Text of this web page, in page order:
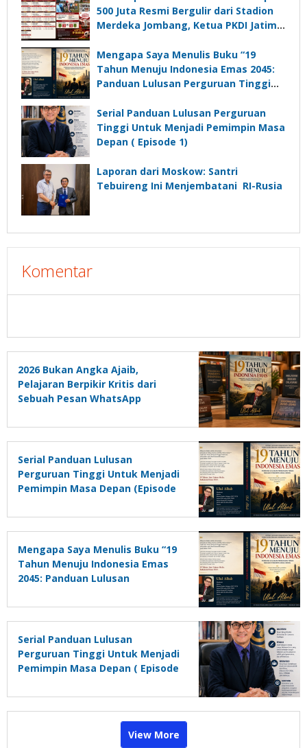
500 Juta Resmi Bergulir dari Stadion
Merdeka Jombang, Ketua PKDI Jatim:
Komunikasi Kades untuk Memajukan
Desa
Mengapa Saya Menulis Buku “19
Tahun Menuju Indonesia Emas 2045:
Panduan Lulusan Perguruan Tinggi
Depan”?
Serial Panduan Lulusan Perguruan
Tinggi Untuk Menjadi Pemimpin Masa
Depan ( Episode 1)
Laporan dari Moskow: Santri
Tebuireng Ini Menjembatani RI-Rusia
Komentar
2026 Bukan Angka Ajaib,
Pelajaran Berpikir Kritis dari
Sebuah Pesan WhatsApp
Serial Panduan Lulusan
Perguruan Tinggi Untuk Menjadi
Pemimpin Masa Depan (Episode
Mengapa Saya Menulis Buku “19
Tahun Menuju Indonesia Emas
2045: Panduan Lulusan
Pemimpin Masa Depan”?
Serial Panduan Lulusan
Perguruan Tinggi Untuk Menjadi
Pemimpin Masa Depan ( Episode
View More